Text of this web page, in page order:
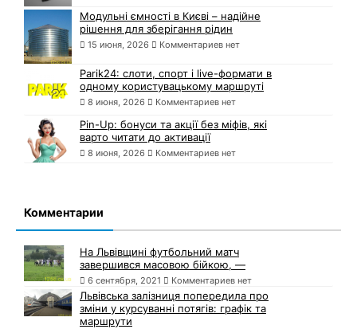
Модульні ємності в Києві – надійне
рішення для зберігання рідин
15 июня, 2026 Комментариев нет
Parik24: слоти, спорт і live-формати в
одному користувацькому маршруті
8 июня, 2026 Комментариев нет
Pin-Up: бонуси та акції без міфів, які
варто читати до активації
8 июня, 2026 Комментариев нет
Комментарии
На Львівщині футбольний матч
завершився масовою бійкою, —
6 сентября, 2021 Комментариев нет
Львівська залізниця попередила про
зміни у курсуванні потягів: графік та
маршрути